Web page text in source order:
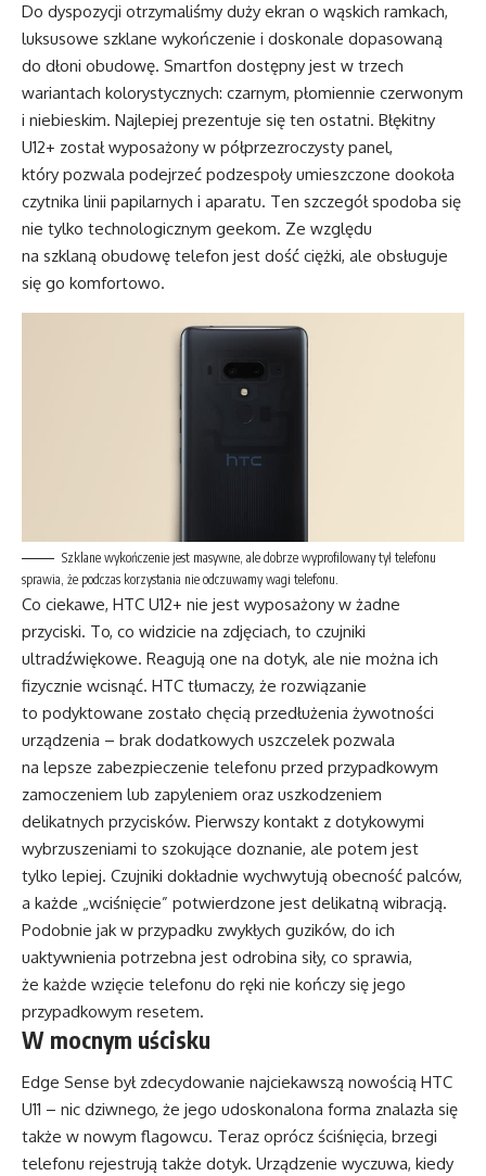
Do dyspozycji otrzymaliśmy duży ekran o wąskich ramkach,
luksusowe szklane wykończenie i doskonale dopasowaną
do dłoni obudowę. Smartfon dostępny jest w trzech
wariantach kolorystycznych: czarnym, płomiennie czerwonym
i niebieskim. Najlepiej prezentuje się ten ostatni. Błękitny
U12+ został wyposażony w półprzezroczysty panel,
który pozwala podejrzeć podzespoły umieszczone dookoła
czytnika linii papilarnych i aparatu. Ten szczegół spodoba się
nie tylko technologicznym geekom. Ze względu
na szklaną obudowę telefon jest dość ciężki, ale obsługuje
się go komfortowo.
Szklane wykończenie jest masywne, ale dobrze wyprofilowany tył telefonu
sprawia, że podczas korzystania nie odczuwamy wagi telefonu.
Co ciekawe, HTC U12+ nie jest wyposażony w żadne
przyciski. To, co widzicie na zdjęciach, to czujniki
ultradźwiękowe. Reagują one na dotyk, ale nie można ich
fizycznie wcisnąć. HTC tłumaczy, że rozwiązanie
to podyktowane zostało chęcią przedłużenia żywotności
urządzenia – brak dodatkowych uszczelek pozwala
na lepsze zabezpieczenie telefonu przed przypadkowym
zamoczeniem lub zapyleniem oraz uszkodzeniem
delikatnych przycisków. Pierwszy kontakt z dotykowymi
wybrzuszeniami to szokujące doznanie, ale potem jest
tylko lepiej. Czujniki dokładnie wychwytują obecność palców,
a każde „wciśnięcie” potwierdzone jest delikatną wibracją.
Podobnie jak w przypadku zwykłych guzików, do ich
uaktywnienia potrzebna jest odrobina siły, co sprawia,
że każde wzięcie telefonu do ręki nie kończy się jego
przypadkowym resetem.
W mocnym uścisku
Edge Sense był zdecydowanie najciekawszą nowością HTC
U11 – nic dziwnego, że jego udoskonalona forma znalazła się
także w nowym flagowcu. Teraz oprócz ściśnięcia, brzegi
telefonu rejestrują także dotyk. Urządzenie wyczuwa, kiedy